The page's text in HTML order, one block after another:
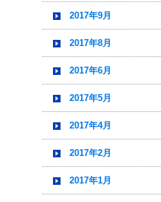
2017年9月
2017年8月
2017年6月
2017年5月
2017年4月
2017年2月
2017年1月